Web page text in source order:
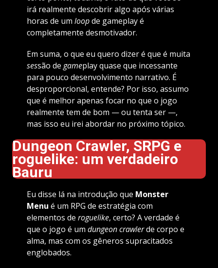
irá realmente descobrir algo após várias
horas de um loopde gameplay é
completamente desmotivador.
Em suma, o que eu quero dizer é que é muita
sessão de gameplay quase que incessante
para pouco desenvolvimento narrativo. É
desproporcional, entende? Por isso, assumo
que é melhor apenas focar no que o jogo
realmente tem de bom — ou tenta ser —,
mas isso eu irei abordar no próximo tópico.
Dungeon Crawler, SRPG e
roguelike: um verdadeiro
Bauru
Eu disse lá na introdução que Monster
Menu é um RPG de estratégia com
elementos de roguelike, certo? A verdade é
que o jogo é um dungeon crawlerde corpo e
alma, mas com os gêneros supracitados
englobados.